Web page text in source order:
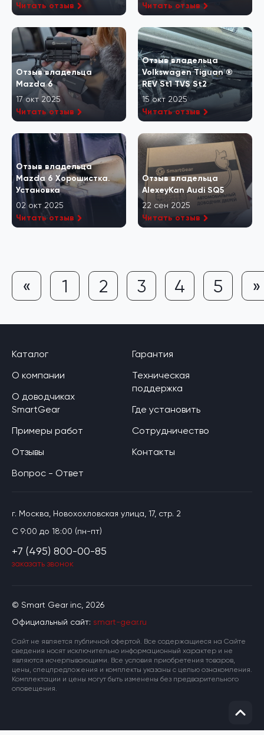
Читать отзыв Читать отзыв
Отзыв владельца
Mazda 6
17 окт 2025
Читать отзыв
Отзыв владельца
Volkswagen Tiguan ®
REV St1 TVS St2
15 окт 2025
Читать отзыв
Отзыв владельца
Mazda 6 Хорошистка.
Установка
02 окт 2025
Читать отзыв
Отзыв владельца
AlexeyKan Audi SQ5
22 сен 2025
Читать отзыв
« 1 2 3 4 5 »
© Smart Gear inc, 2026
Официальный сайт: smart-gear.ru
Cайт не является публичной офертой. Все содержащиеся на Сайте
сведения носят исключительно информационный характер и не
являются исчерпывающими. Все условия приобретения товаров,
цены, спецпредложения и комплекты указаны с целью ознакомления.
Комплектации и цены могут быть изменены без предварительного
оповещения.
Каталог
О компании
О доводчиках
SmartGear
Примеры работ
Отзывы
Вопрос - Ответ
Гарантия
Техническая
поддержка
Где установить
Сотрудничество
Контакты
г. Москва, Новохохловская улица, 17, стр. 2
C 9:00 до 18:00 (пн-пт)
+7 (495) 800-00-85
заказать звонок